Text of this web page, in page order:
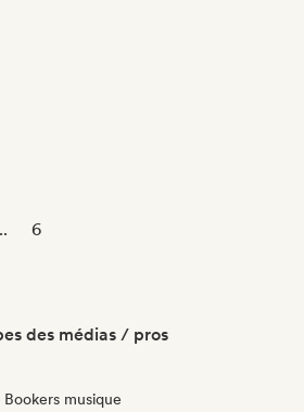
6
des médias / pros
Bookers musique